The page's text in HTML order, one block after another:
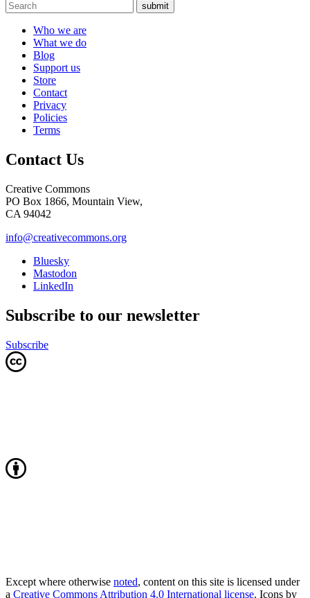
submit
Who we are
What we do
Blog
Support us
Store
Contact
Privacy
Policies
Terms
Contact Us
Creative Commons
PO Box 1866, Mountain View,
CA 94042
info@creativecommons.org
Bluesky
Mastodon
LinkedIn
Subscribe to our newsletter
Subscribe
Except where otherwise noted, content on this site is licensed under
a Creative Commons Attribution 4.0 International license. Icons by